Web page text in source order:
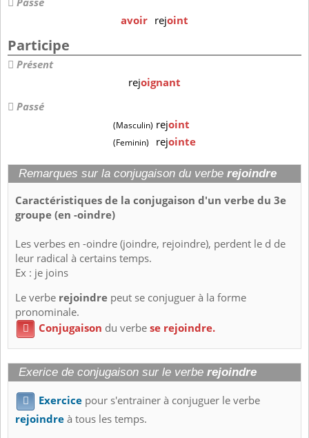
avoir rejoint
Participe
Présent
rejoignant
Passé
(Masculin) rejoint
(Feminin) rejointe
Remarques sur la conjugaison du verbe rejoindre
Caractéristiques de la conjugaison d'un verbe du 3e
groupe (en -oindre)
Les verbes en -oindre (joindre, rejoindre), perdent le d de
leur radical à certains temps.
Ex : je joins
Le verbe rejoindre peut se conjuguer à la forme
pronominale.
 Conjugaison du verbese rejoindre.
Exerice de conjugaison sur le verbe rejoindre
 Exercice pour s'entrainer à conjuguer le verbe
rejoindreà tous les temps.